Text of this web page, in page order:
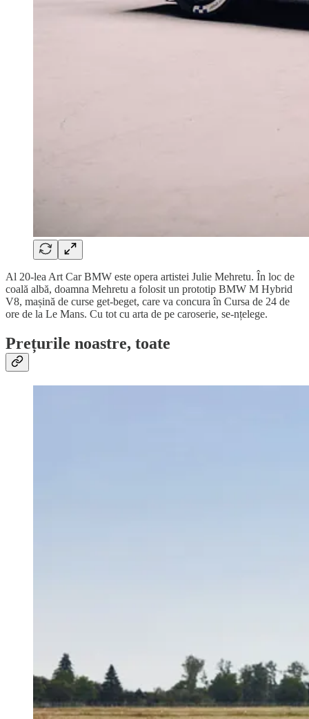
Al 20-lea Art Car BMW este opera artistei Julie Mehretu. În loc de
coală albă, doamna Mehretu a folosit un prototip BMW M Hybrid
V8, mașină de curse get-beget, care va concura în Cursa de 24 de
ore de la Le Mans. Cu tot cu arta de pe caroserie, se-nțelege.
Prețurile noastre, toate